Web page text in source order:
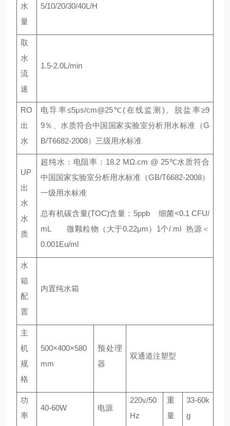
水
量
5/10/20/30/40L/H
取
水
流
速
1.5-2.0L/min
RO
出
水
电导率≤5μs/cm@25℃(在线监测)、脱盐率≥9
9％、水质符合中国国家实验室分析用水标准（G
B/T6682-2008）三级用水标准
UP
出
水
水
质
超纯水：电阻率：18.2 MΩ.cm @ 25℃水质符合
中国国家实验室分析用水标准（GB/T6682-2008）
一级用水标准
总有机碳含量(TOC)含量：5ppb 细菌<0.1 CFU/
mL 微颗粒物（大于0.22μm）1个/ ml 热源＜
0.001Eu/ml
水
箱
配
置
内置纯水箱
主
机
规
格
500×400×580
mm
预处理
器
双通道注塑型
功
率
40-60W 电源
220v/50
Hz
重
量
33-60k
g